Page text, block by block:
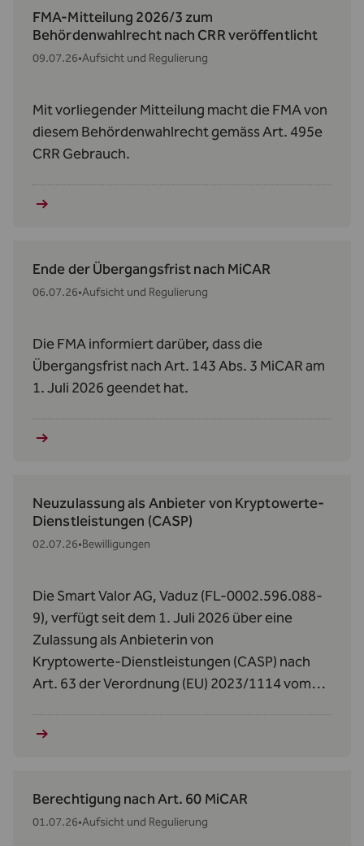
FMA-Mitteilung 2026/3 zum
Behördenwahlrecht nach CRR veröffentlicht
09.07.26•Aufsicht und Regulierung
Mit vorliegender Mitteilung macht die FMA von
diesem Behördenwahlrecht gemäss Art. 495e
CRR Gebrauch.
Ende der Übergangsfrist nach MiCAR
06.07.26•Aufsicht und Regulierung
Die FMA informiert darüber, dass die
Übergangsfrist nach Art. 143 Abs. 3 MiCAR am
1. Juli 2026 geendet hat.
Neuzulassung als Anbieter von Kryptowerte-
Dienstleistungen (CASP)
02.07.26•Bewilligungen
Die Smart Valor AG, Vaduz (FL-0002.596.088-
9), verfügt seit dem 1. Juli 2026 über eine
Zulassung als Anbieterin von
Kryptowerte‑Dienstleistungen (CASP) nach
Art. 63 der Verordnung (EU) 2023/1114 vom
(MiCAR).
Berechtigung nach Art. 60 MiCAR
01.07.26•Aufsicht und Regulierung